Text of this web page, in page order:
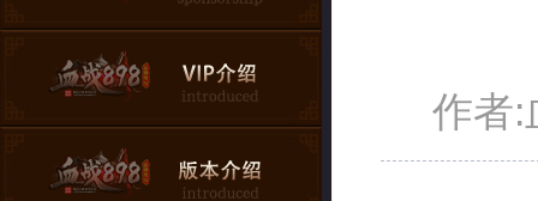
作者: